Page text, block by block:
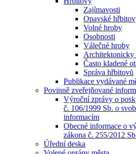
Zajímavosti
Opavské
Volné hroby
Osobnosti
Válečné hroby
Architektonicky
Často kladené
Správa hřbitovů
Publikace vydávané
Povinně zveřejňované
Výroční zprávy o
č. 106/1999 Sb. o
informacím
Obecné informace o
zákona č. 255/2012
Úřední deska